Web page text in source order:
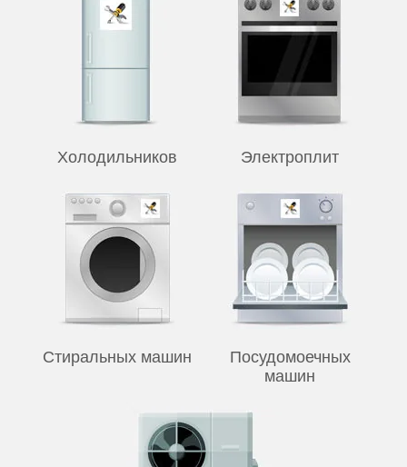
Холодильников Электроплит
Стиральных машин
Посудомоечных
машин